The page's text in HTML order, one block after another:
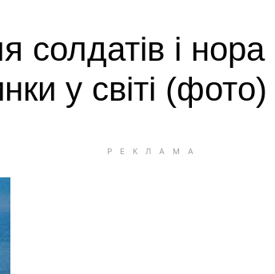
солдатів і нора
у світі (фото)